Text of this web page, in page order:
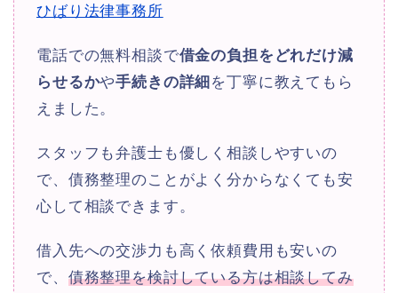
ひばり法律事務所
電話での無料相談で借金の負担をどれだけ減
らせるかや手続きの詳細 を丁寧に教えてもら
えました。
スタッフも弁護士も優しく相談しやすいの
で、債務整理のことがよく分からなくても安
心して相談できます。
借入先への交渉力も高く依頼費用も安いの
で、 債務整理を検討している方は相談してみ